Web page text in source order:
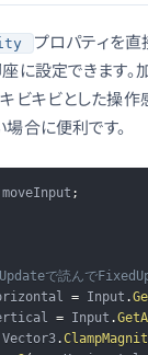
プロパティを直
に設定できます
ビキビとした操作
合に便利です。
moveInput ;
で読んで
= Input .
= Input .
Vector3.